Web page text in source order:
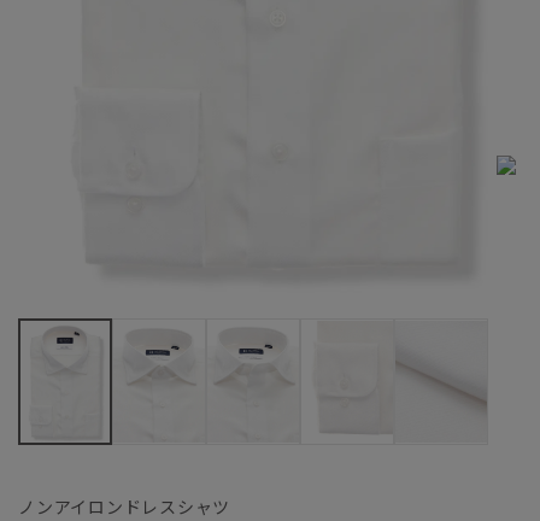
ノンアイロンドレスシャツ